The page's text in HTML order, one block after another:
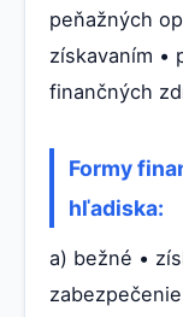
peňažných
získavaním •
finančných
Formy
hľadiska:
a) bežné •